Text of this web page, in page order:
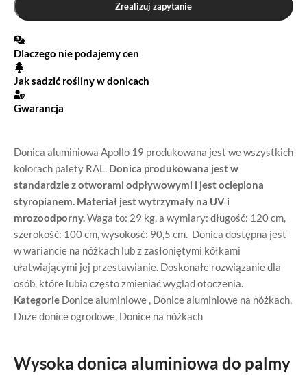
Donica aluminiowa Apollo 19 produkowana jest we wszystkich
kolorach palety RAL. Donica produkowana jest w
standardzie z otworami odpływowymi i jest ocieplona
styropianem. Materiał jest wytrzymały na UV i
mrozoodporny.Waga to: 29 kg, a wymiary: długość: 120 cm,
szerokość: 100 cm, wysokość: 90,5 cm. Donica dostępna jest
w wariancie na nóżkach lub z zasłoniętymi kółkami
ułatwiającymi jej przestawianie. Doskonałe rozwiązanie dla
osób, które lubią często zmieniać wygląd otoczenia.
Kategorie Donice aluminiowe , Donice aluminiowe na nóżkach,
Duże donice ogrodowe, Donice na nóżkach
Wysoka donica aluminiowa do palmy
Zrealizuj zapytanie
Dlaczego nie podajemy cen
Jak sadzić rośliny w donicach
Gwarancja